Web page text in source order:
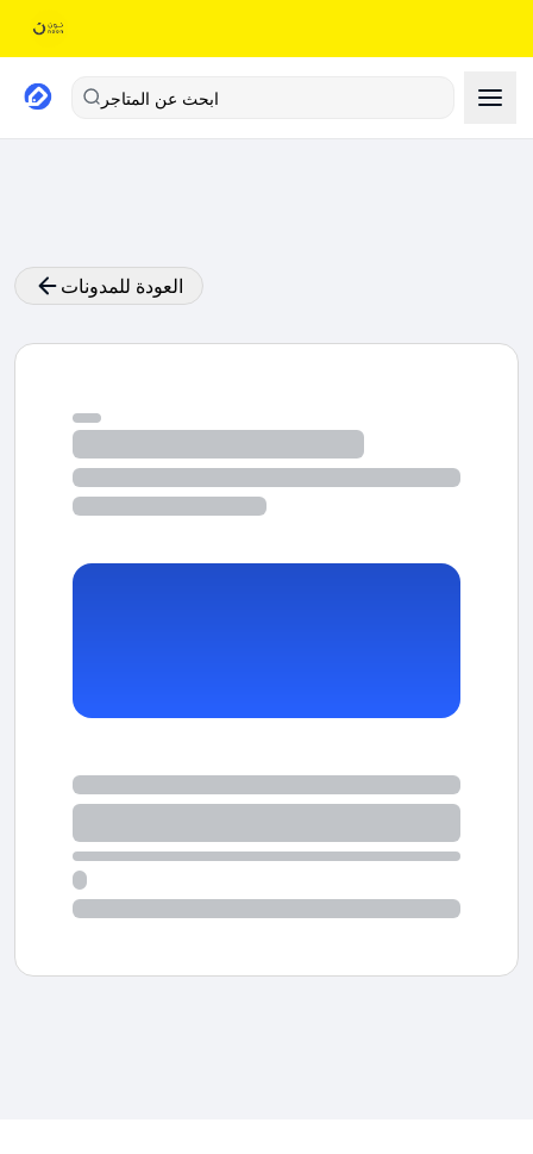
ابحث عن المتاجر
العودة للمدونات